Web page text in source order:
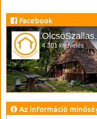
Facebook
4 301 kedvelés
Az információ